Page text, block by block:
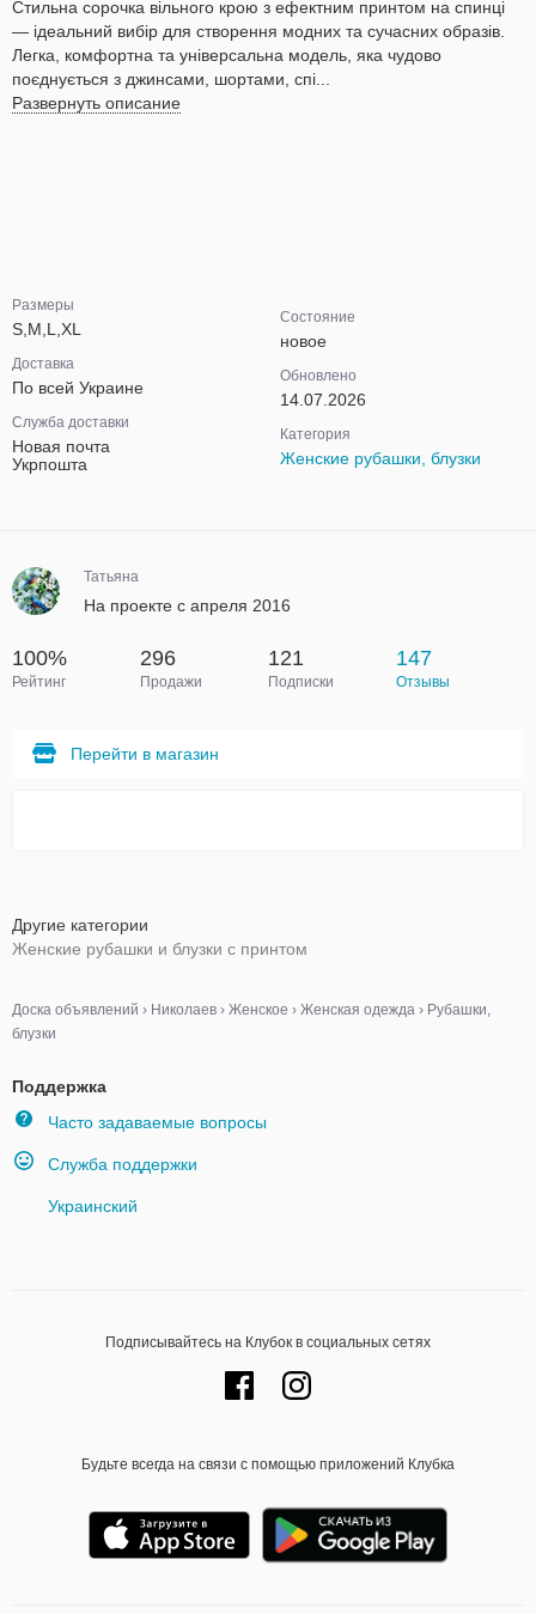
Стильна сорочка вільного крою з ефектним принтом на спинці
— ідеальний вибір для створення модних та сучасних образів.
Легка, комфортна та універсальна модель, яка чудово
поєднується з джинсами, шортами, спі...
Развернуть описание
Размеры
S,M,L,XL
Доставка
По всей Украине
Служба доставки
Новая почта
Укрпошта
Состояние
новое
Обновлено
14.07.2026
Категория
Женские рубашки, блузки
Татьяна
На проекте с апреля 2016
100%
Рейтинг
296
Продажи
121
Подписки
147
Отзывы
Перейти в магазин
Другие категории
Женские рубашки и блузки с принтом
Доска объявлений › Николаев › Женское › Женская одежда › Рубашки,
блузки
Поддержка
Часто задаваемые вопросы
Служба поддержки
Украинский
Подписывайтесь на Клубок в социальных сетях
Будьте всегда на связи с помощью приложений Клубка